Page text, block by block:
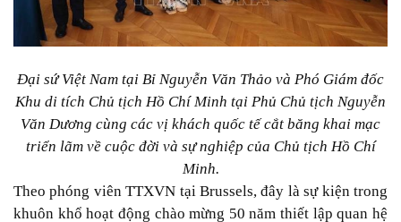
Đại sứ Việt Nam tại Bỉ Nguyễn Văn Thảo và Phó Giám đốc
Khu di tích Chủ tịch Hồ Chí Minh tại Phủ Chủ tịch Nguyễn
Văn Dương cùng các vị khách quốc tế cắt băng khai mạc
triển lãm về cuộc đời và sự nghiệp của Chủ tịch Hồ Chí
Minh.
Theo phóng viên TTXVN tại Brussels, đây là sự kiện trong
khuôn khổ hoạt động chào mừng 50 năm thiết lập quan hệ